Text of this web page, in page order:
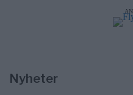
internationellt
NYHETER
Nyheter